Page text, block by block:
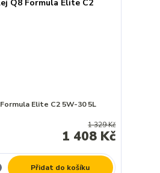
Elite C2 5W-30 5L
1 329 Kč
1 408 Kč
Přidat do košíku